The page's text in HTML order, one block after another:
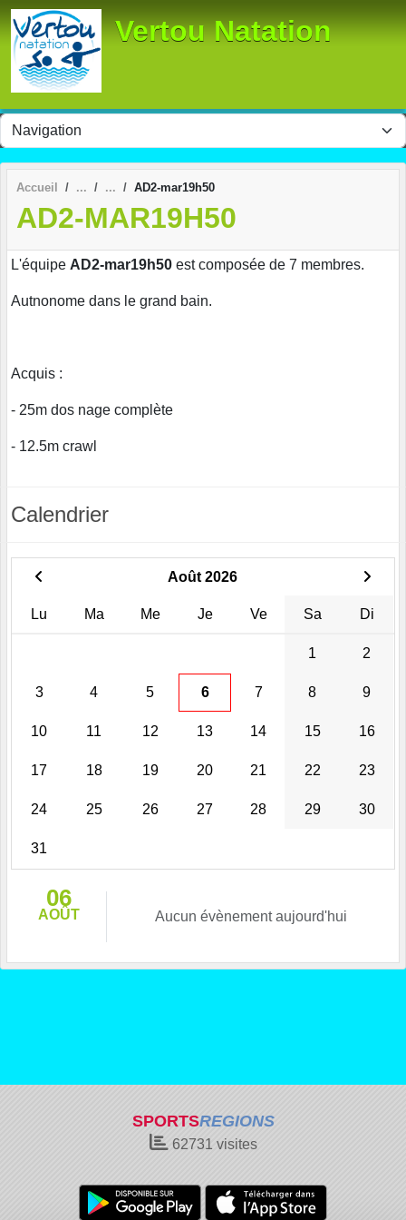
Vertou Natation
Accueil AD2-mar19h50
AD2-MAR19H50
L'équipe AD2-mar19h50 est composée de 7 membres.
Autnonome dans le grand bain.
Acquis :
- 25m dos nage complète
- 12.5m crawl
Calendrier
Août 2026
Lu Ma Me Je Ve Sa Di
1 2
3 4 5 6 7 8 9
10 11 12 13 14 15 16
17 18 19 20 21 22 23
24 25 26 27 28 29 30
31
06
AOÛT Aucun évènement aujourd'hui
SPORTSREGIONS
62731 visites
Panneau de gestion des cookies